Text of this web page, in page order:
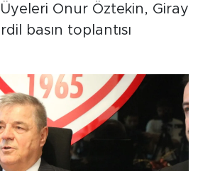
Onur Öztekin, Giray
basın toplantısı